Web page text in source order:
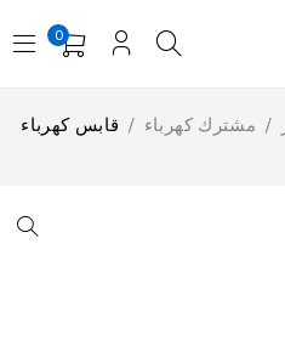
0
مشترك كهرباء
قابس كهرباء